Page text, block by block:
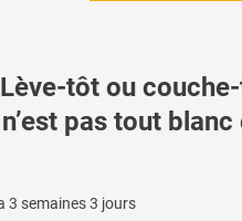
tôt ou
pas tout
3 semaines 3 jours